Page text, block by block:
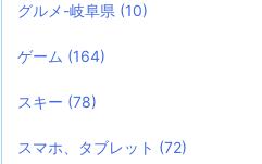
グルメ-岐阜県 (10)
ゲーム (164)
スキー (78)
スマホ、タブレット (72)